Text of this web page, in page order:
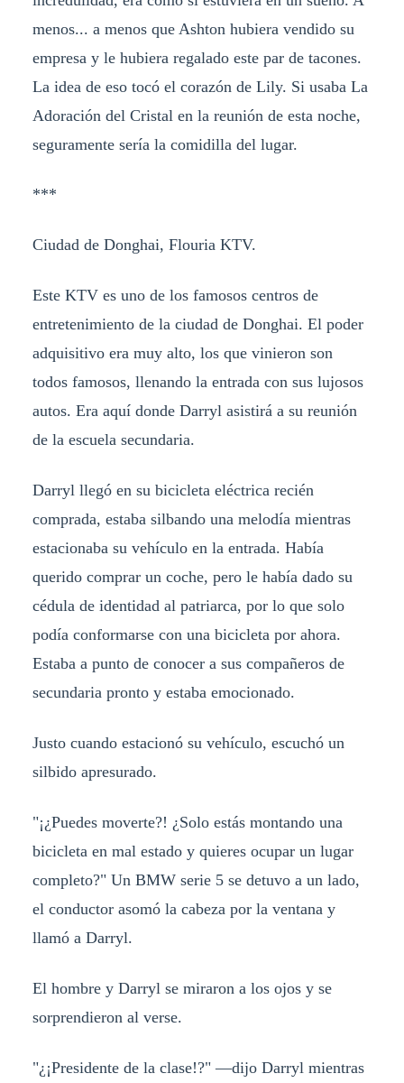
menos... a menos que Ashton hubiera vendido su
empresa y le hubiera regalado este par de tacones.
La idea de eso tocó el corazón de Lily. Si usaba La
Adoración del Cristal en la reunión de esta noche,
seguramente sería la comidilla del lugar.
***
Ciudad de Donghai, Flouria KTV.
Este KTV es uno de los famosos centros de
entretenimiento de la ciudad de Donghai. El poder
adquisitivo era muy alto, los que vinieron son
todos famosos, llenando la entrada con sus lujosos
autos. Era aquí donde Darryl asistirá a su reunión
de la escuela secundaria.
Darryl llegó en su bicicleta eléctrica recién
comprada, estaba silbando una melodía mientras
estacionaba su vehículo en la entrada. Había
querido comprar un coche, pero le había dado su
cédula de identidad al patriarca, por lo que solo
podía conformarse con una bicicleta por ahora.
Estaba a punto de conocer a sus compañeros de
secundaria pronto y estaba emocionado.
Justo cuando estacionó su vehículo, escuchó un
silbido apresurado.
"¡¿Puedes moverte?! ¿Solo estás montando una
bicicleta en mal estado y quieres ocupar un lugar
completo?" Un BMW serie 5 se detuvo a un lado,
el conductor asomó la cabeza por la ventana y
llamó a Darryl.
El hombre y Darryl se miraron a los ojos y se
sorprendieron al verse.
"¿¡Presidente de la clase!?" —dijo Darryl mientras